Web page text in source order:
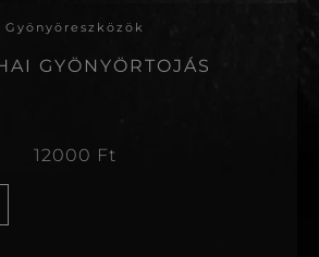
Gyönyöreszközök
GYÖNYÖRTOJÁS
12000 Ft